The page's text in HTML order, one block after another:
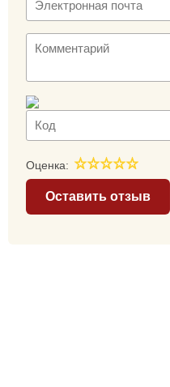
Оценка:
Оставить отзыв